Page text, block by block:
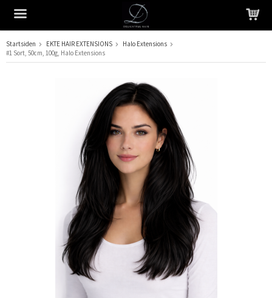
Produktet har blitt lagt til i handlekurven din
Startsiden EKTE HAIR EXTENSIONS
Halo Extensions
#1 Sort, 50cm, 100g, Halo Extensions